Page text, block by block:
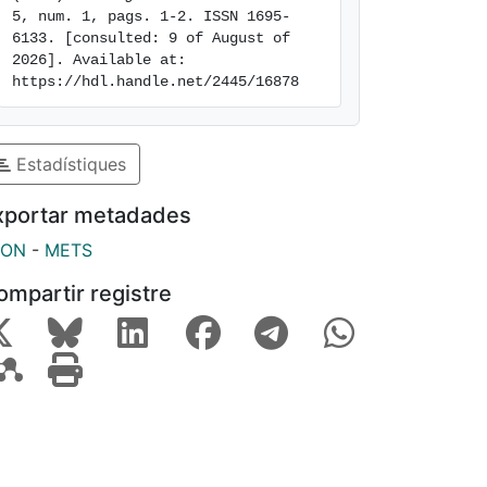
5, num. 1, pags. 1-2. ISSN 1695-
6133. [consulted: 9 of August of
2026]. Available at:
https://hdl.handle.net/2445/16878
Estadístiques
metadades
- METS
registre